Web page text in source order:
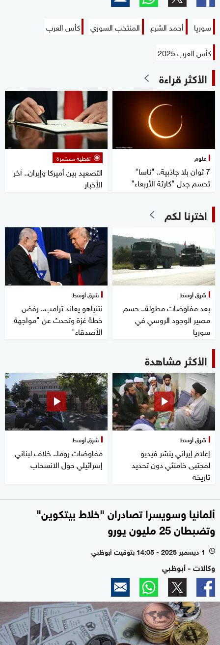
سوريا أحمد الشرع المنتخب السوري
كأس العرب
كأس العرب 2025
الأكثر قراءة
علوم
7 ثوان بلا جاذبية.. "ناسا"
تحسم جدل "كارثة الأربعاء"
تغطية مستمرة
التصعيد بين أميركا وإيران.. آخر
الأخبار
اخترنا لكم
شرق أوسط
بعد مفاوضات مطولة.. حسم
مصير الوجود الروسي في
سوريا
شرق أوسط
نتنياهو يعاند ترامب.. رفض
خطة غزة وتحدث عن "مواجهة
الأصدقاء"
الأكثر مشاهدة
شرق أوسط
إعلام إيراني ينشر فيديو
لمجتبى خامنئي دون تحديد
تاريخه
شرق أوسط
مفاوضات روما.. خلاف لبناني
إسرائيلي حول الانسحاب
ألمانيا وسويسرا تصادران "خلاط بيتكوين"
وتضبطان 25 مليون يورو
l 1 ديسمبر 2025 - 14:05 بتوقيت أبوظبي
وكالات - أبوظبي